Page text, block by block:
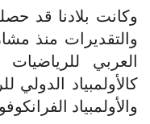
وكانت بلادنا قد
العربي
كالأولمبياد الدولي
والأولمبياد